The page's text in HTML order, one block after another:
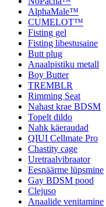
AlphaMale™
CUMELOT™
Fisting gel
Fisting libestusaine
Butt plug
Anaalpistiku metall
Boy Butter
TREMBLR
Rimming Seat
Nahast krae BDSM
Topelt dildo
Nahk käeraudad
QIUI Cellmate Pro
Chastity cage
Uretraalvibraator
Eesnäärme lüpsmine
Gay BDSM pood
Clejuso
Anaalide venitamine